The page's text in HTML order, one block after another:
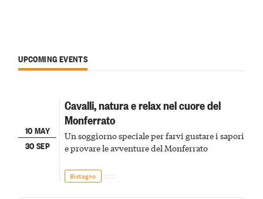
UPCOMING EVENTS
10 MAY
30 SEP
Cavalli, natura e relax nel cuore del
Monferrato
Un soggiorno speciale per farvi gustare i sapori
e provare le avventure del Monferrato
Bistagno